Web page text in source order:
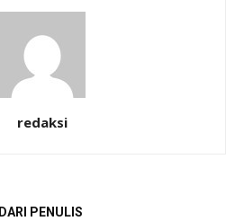
redaksi
DARI PENULIS